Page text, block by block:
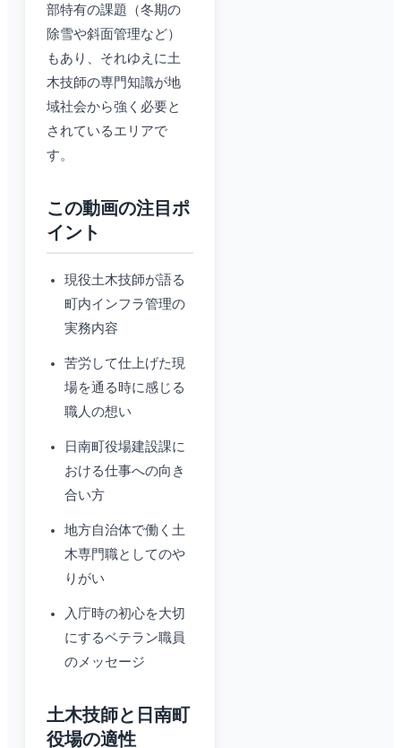
部特有の課題（冬期の
除雪や斜面管理など）
もあり、それゆえに土
木技師の専門知識が地
域社会から強く必要と
されているエリアで
す。
この動画の注目ポ
イント
現役土木技師が語る
町内インフラ管理の
実務内容
苦労して仕上げた現
場を通る時に感じる
職人の想い
日南町役場建設課に
おける仕事への向き
合い方
地方自治体で働く土
木専門職としてのや
りがい
入庁時の初心を大切
にするベテラン職員
のメッセージ
土木技師と日南町
役場の適性